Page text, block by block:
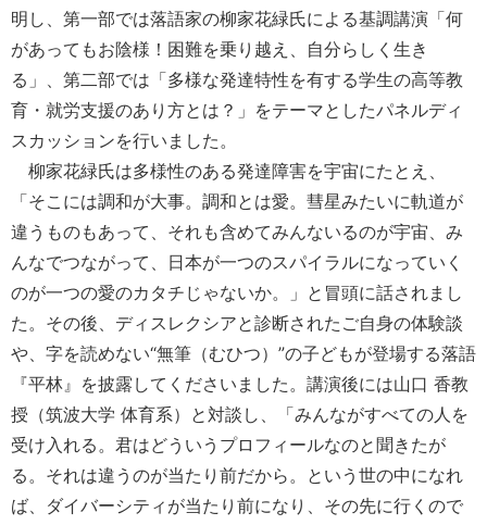
明し、第一部では落語家の柳家花緑氏による基調講演「何
があってもお陰様！困難を乗り越え、自分らしく生き
る」、第二部では「多様な発達特性を有する学生の高等教
育・就労支援のあり方とは？」をテーマとしたパネルディ
スカッションを行いました。
柳家花緑氏は多様性のある発達障害を宇宙にたとえ、
「そこには調和が大事。調和とは愛。彗星みたいに軌道が
違うものもあって、それも含めてみんないるのが宇宙、み
んなでつながって、日本が一つのスパイラルになっていく
のが一つの愛のカタチじゃないか。」と冒頭に話されまし
た。その後、ディスレクシアと診断されたご自身の体験談
や、字を読めない“無筆（むひつ）”の子どもが登場する落語
『平林』を披露してくださいました。講演後には山口 香教
授（筑波大学 体育系）と対談し、「みんながすべての人を
受け入れる。君はどういうプロフィールなのと聞きたが
る。それは違うのが当たり前だから。という世の中になれ
ば、ダイバーシティが当たり前になり、その先に行くので